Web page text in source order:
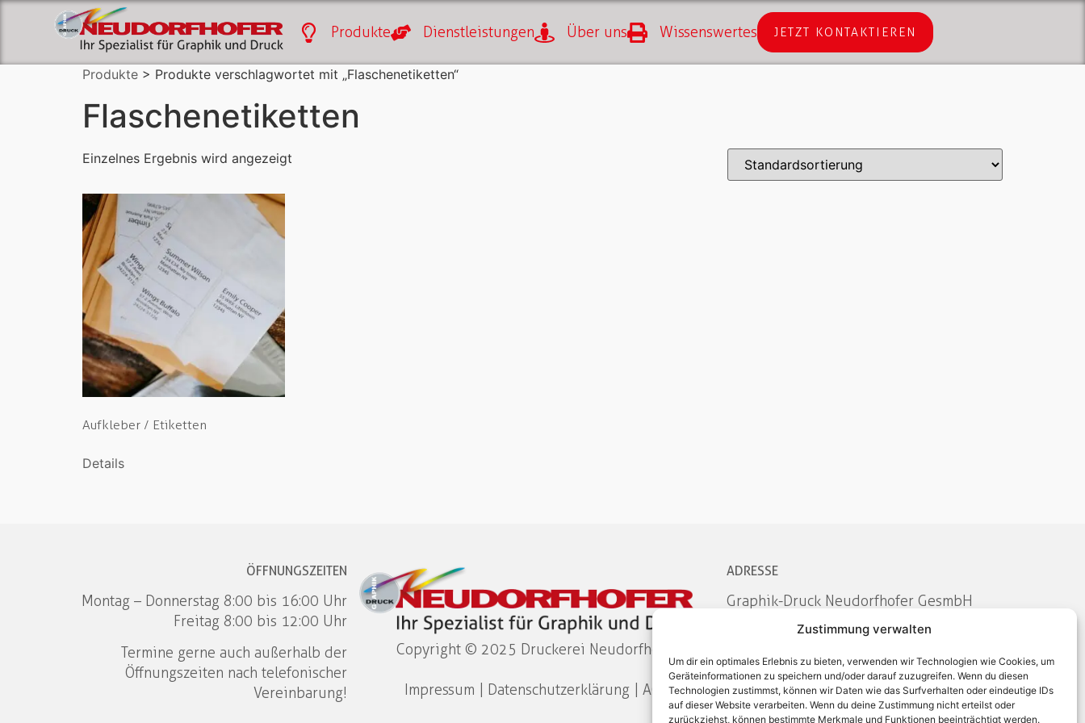
Zustimmung verwalten
Um dir ein optimales Erlebnis zu bieten, verwenden wir Technologien wie Cookies, um
Geräteinformationen zu speichern und/oder darauf zuzugreifen. Wenn du diesen
Technologien zustimmst, können wir Daten wie das Surfverhalten oder eindeutige IDs
auf dieser Website verarbeiten. Wenn du deine Zustimmung nicht erteilst oder
zurückziehst, können bestimmte Merkmale und Funktionen beeinträchtigt werden.
Produkte Dienstleistungen Über uns Wissenswertes JETZT KONTAKTIEREN
Produkte > Produkte verschlagwortet mit „Flaschenetiketten“
Flaschenetiketten
Einzelnes Ergebnis wird angezeigt
Aufkleber / Etiketten
Details
ÖFFNUNGSZEITEN
Montag – Donnerstag 8:00 bis 16:00 Uhr
Freitag 8:00 bis 12:00 Uhr
Termine gerne auch außerhalb der
Öffnungszeiten nach telefonischer
Vereinbarung!
Copyright © 2025 Druckerei Neudorfhofer​
Impressum Datenschutzerklärung| AGB
ADRESSE
Graphik-Druck Neudorfhofer GesmbH
Breitenangerstraße 4 | 4360 Grein
E:office@neudorfhofer.at